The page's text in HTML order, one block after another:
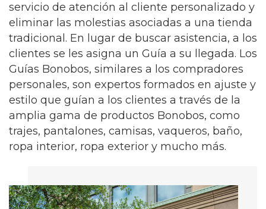
servicio de atención al cliente personalizado y
eliminar las molestias asociadas a una tienda
tradicional. En lugar de buscar asistencia, a los
clientes se les asigna un Guía a su llegada. Los
Guías Bonobos, similares a los compradores
personales, son expertos formados en ajuste y
estilo que guían a los clientes a través de la
amplia gama de productos Bonobos, como
trajes, pantalones, camisas, vaqueros, baño,
ropa interior, ropa exterior y mucho más.